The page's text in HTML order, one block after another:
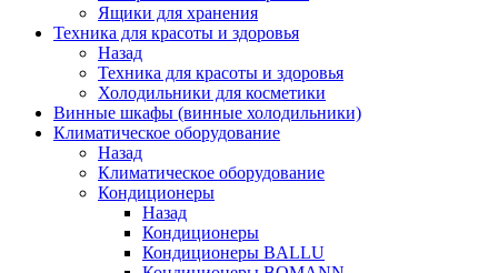
Ящики для хранения
Техника для красоты и здоровья
Назад
Техника для красоты и здоровья
Холодильники для косметики
Винные шкафы (винные холодильники)
Климатическое оборудование
Назад
Климатическое оборудование
Кондиционеры
Назад
Кондиционеры
Кондиционеры BALLU